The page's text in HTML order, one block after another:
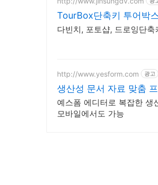
TourBox단축키 투어박
다빈치, 포토샵, 드로잉단
http://www.yesform.com 광고
생산성 문서 자료 맞춤
예스폼 에디터로 복잡한 생
모바일에서도 가능